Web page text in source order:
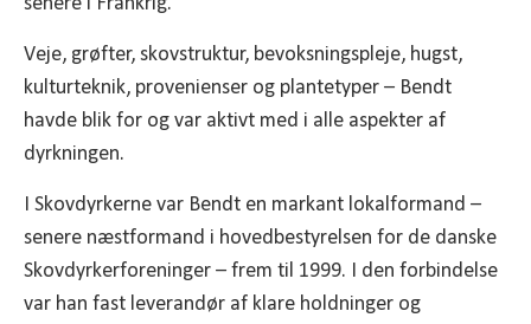
Veje, grøfter, skovstruktur, bevoksningspleje, hugst,
kulturteknik, provenienser og plantetyper – Bendt
havde blik for og var aktivt med i alle aspekter af
dyrkningen.
I Skovdyrkerne var Bendt en markant lokalformand –
senere næstformand i hovedbestyrelsen for de danske
Skovdyrkerforeninger – frem til 1999. I den forbindelse
var han fast leverandør af klare holdninger og